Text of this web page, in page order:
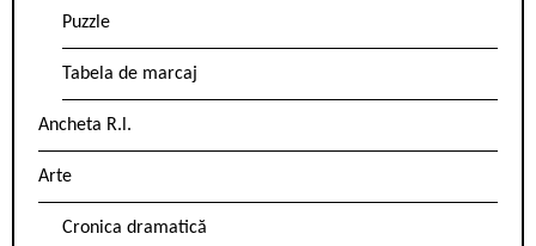
Puzzle
Tabela de marcaj
Ancheta R.l.
Arte
Cronica dramatică